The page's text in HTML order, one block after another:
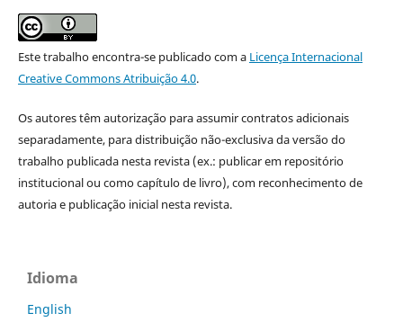
Este trabalho encontra-se publicado com a Licença Internacional
Creative Commons Atribuição 4.0.
Os autores têm autorização para assumir contratos adicionais
separadamente, para distribuição não-exclusiva da versão do
trabalho publicada nesta revista (ex.: publicar em repositório
institucional ou como capítulo de livro), com reconhecimento de
autoria e publicação inicial nesta revista.
Idioma
English